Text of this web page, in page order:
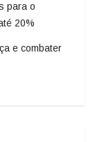
para o
20%
e combater